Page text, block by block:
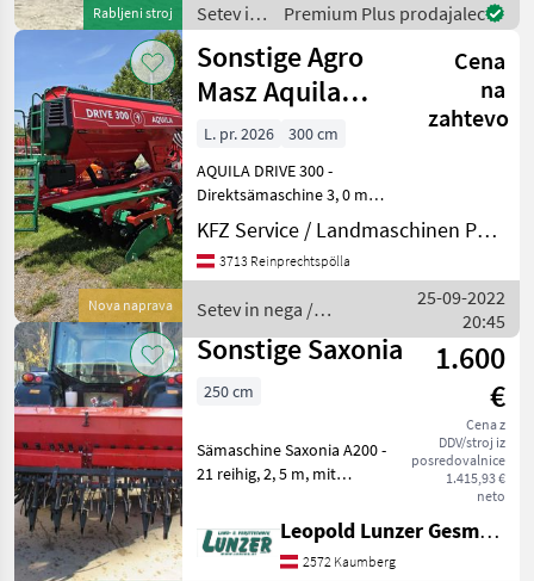
Rabljeni stroj
Setev in
nega /
Väderstad
Premium Plus prodajalec
Nova naprava
Sonstige Agro
Masz Aquila
Drive 300
Cena
na
zahtevo
L. pr. 2026
300 cm
AQUILA DRIVE 300 -
Direktsämaschine 3, 0 m
Arbeitsbreite 24 Saatreihen
Eigenölversorgung über
Gelenkwelle 2800 l
Kat. II/III Schei
KFZ Service / Landmaschinen Philipp Manhart
3713 Reinprechtspölla
Setev in nega /
Sonstige
25-09-2022
20:45
Sonstige Saxonia
1.600
€
Cena z
DDV/stroj iz
posredovalnice
1.415,93 €
neto
250 cm
Sämaschine Saxonia A200 -
21 reihig, 2, 5 m, mit
Spurlockerer. rahljalec
voznega pasu Setev in nega
Sejalnica za neposredno
Leopold Lunzer GesmbH
2572 Kaumberg